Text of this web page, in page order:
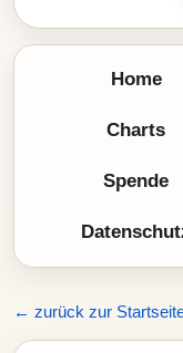
Home
Charts
Spende
← zurück zur